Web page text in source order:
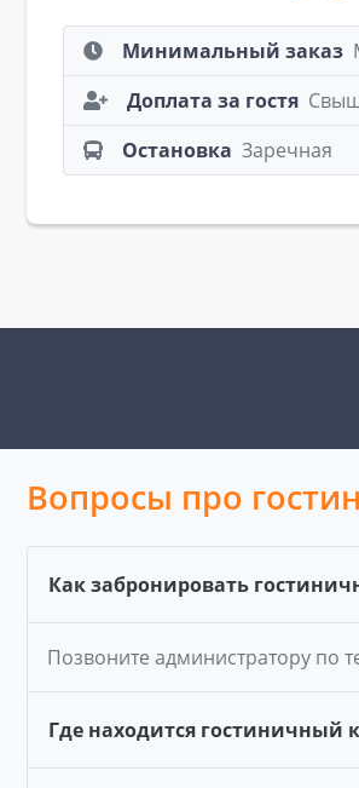
Минимальный заказ
Доплата за гостя
Остановка Заречная
Вопросы про
Как забронировать
Позвоните администратору по
Где находится гостиничный